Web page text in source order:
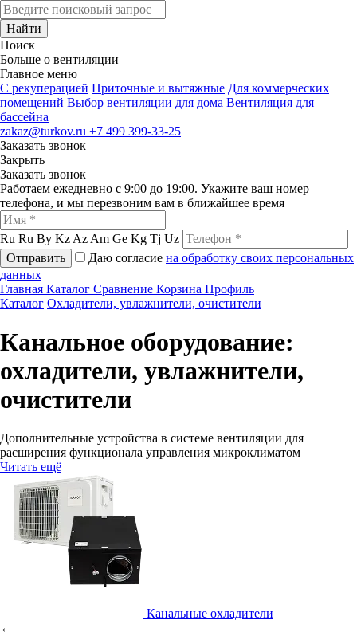
Найти
Поиск
Больше о вентиляции
Главное меню
C рекуперацией Приточные и вытяжные Для коммерческих
помещений Выбор вентиляции для дома Вентиляция для
бассейна
zakaz@turkov.ru +7 499 399-33-25
Заказать звонок
Закрыть
Заказать звонок
Работаем ежедневно с 9:00 до 19:00. Укажите ваш номер
телефона, и мы перезвоним вам в ближайшее время
Ru Ru By Kz Az Am Ge Kg Tj Uz
Отправить
Даю согласие на обработку своих персональных
данных
Главная Каталог Сравнение Корзина Профиль
Каталог Охладители, увлажнители, очистители
Канальное оборудование:
охладители, увлажнители,
очистители
Дополнительные устройства в системе вентиляции для
расширения функционала управления микроклиматом
Читать ещё
Канальные охладители
←